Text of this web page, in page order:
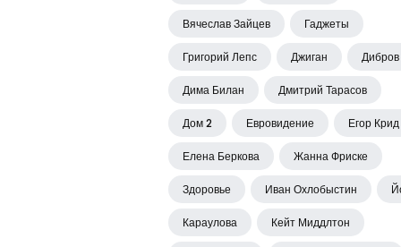
Вячеслав Зайцев Гаджеты
Григорий Лепс Джиган Дибров
Дима Билан Дмитрий Тарасов
Дом 2 Евровидение Егор Крид
Елена Беркова Жанна Фриске
Здоровье Иван Охлобыстин
Караулова Кейт Миддлтон